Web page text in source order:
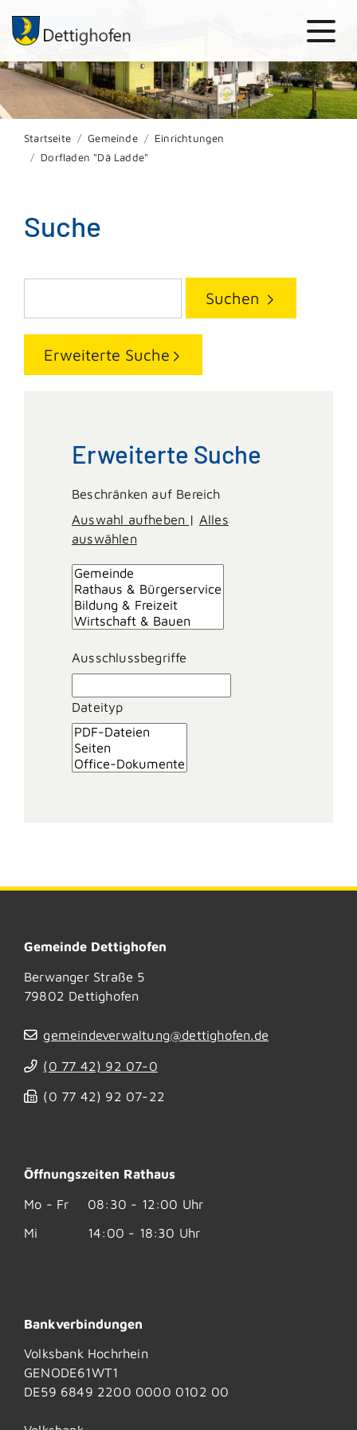
Startseite Gemeinde
Einrichtungen
Dorfladen "Dä Ladde"
Suche
Suchen
Erweiterte Suche
Erweiterte Suche
Beschränken auf Bereich
Auswahl aufheben | Alles
auswählen
Ausschlussbegriffe
Dateityp
Gemeinde Dettighofen
Berwanger Straße 5
79802 Dettighofen
gemeindeverwaltung@dettighofen.de
(0 77 42) 92 07-0
(0 77 42) 92 07-22
Öffnungszeiten Rathaus
Mo - Fr
08:30 - 12:00 Uhr
Mi
14:00 - 18:30 Uhr
Bankverbindungen
Volksbank Hochrhein
GENODE61WT1
DE59 6849 2200 0000 0102 00